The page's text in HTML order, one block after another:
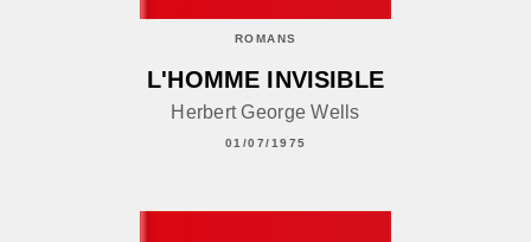
ROMANS
L'HOMME INVISIBLE
Herbert George Wells
01/07/1975